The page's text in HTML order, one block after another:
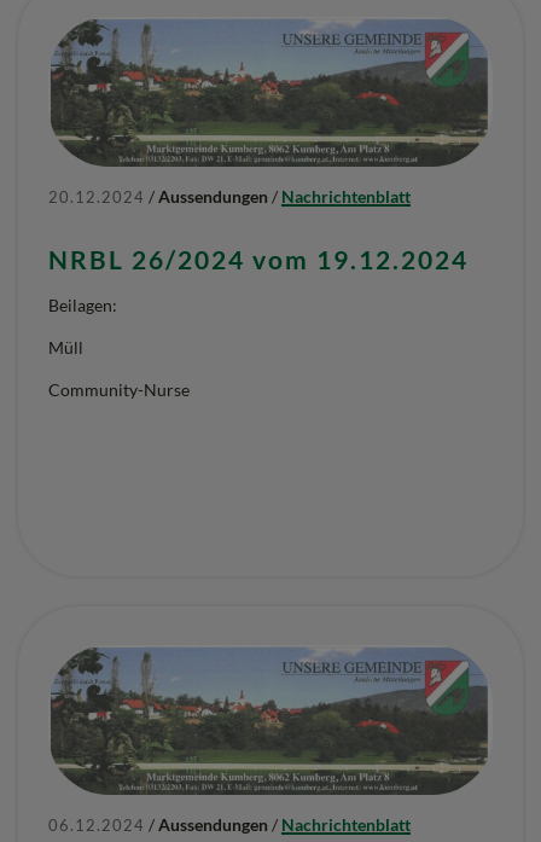
20.12.2024 /Aussendungen / Nachrichtenblatt
NRBL 26/2024 vom 19.12.2024
Beilagen:
Müll
Community-Nurse
06.12.2024 /Aussendungen / Nachrichtenblatt